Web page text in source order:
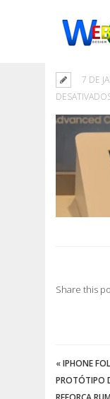
7 DE
Share this
«IPHONE
PROTÓTIPO